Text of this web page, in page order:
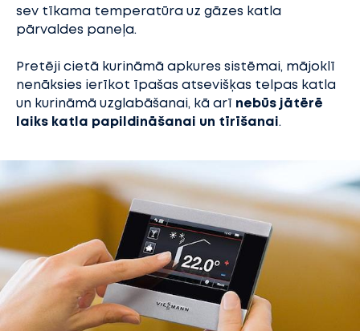
sev tīkama temperatūra uz gāzes katla
pārvaldes paneļa.
Pretēji cietā kurināmā apkures sistēmai, mājoklī
nenāksies ierīkot īpašas atsevišķas telpas katla
un kurināmā uzglabāšanai, kā arī nebūs jātērē
laiks katla papildināšanai un tīrīšanai.